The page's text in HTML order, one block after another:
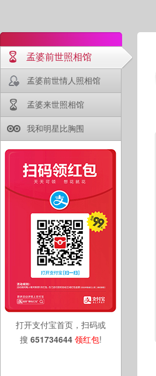
孟婆前世照相馆
孟婆前世情人照相馆
孟婆来世照相馆
我和明星比胸围
打开支付宝首页，扫码或
搜 651734644 领红包!